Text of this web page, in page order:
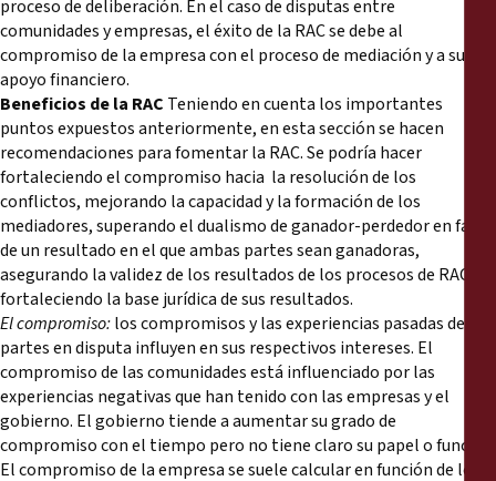
proceso de deliberación. En el caso de disputas entre
comunidades y empresas, el éxito de la RAC se debe al
compromiso de la empresa con el proceso de mediación y a su
apoyo financiero.
Beneficios de la RAC Teniendo en cuenta los importantes
puntos expuestos anteriormente, en esta sección se hacen
recomendaciones para fomentar la RAC. Se podría hacer
fortaleciendo el compromiso hacia la resolución de los
conflictos, mejorando la capacidad y la formación de los
mediadores, superando el dualismo de ganador-perdedor en favor
de un resultado en el que ambas partes sean ganadoras,
asegurando la validez de los resultados de los procesos de RAC y
fortaleciendo la base jurídica de sus resultados.
El compromiso:los compromisos y las experiencias pasadas de las
partes en disputa influyen en sus respectivos intereses. El
compromiso de las comunidades está influenciado por las
experiencias negativas que han tenido con las empresas y el
gobierno. El gobierno tiende a aumentar su grado de
compromiso con el tiempo pero no tiene claro su papel o función.
El compromiso de la empresa se suele calcular en función de los